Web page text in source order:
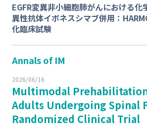
EGFR変異非小細胞肺がんにおける化
異性抗体イボネスシマブ併用：
化臨床試験
Annals of IM
2026/06/16
Multimodal
Adults Undergoing Spinal
Randomized Clinical Trial